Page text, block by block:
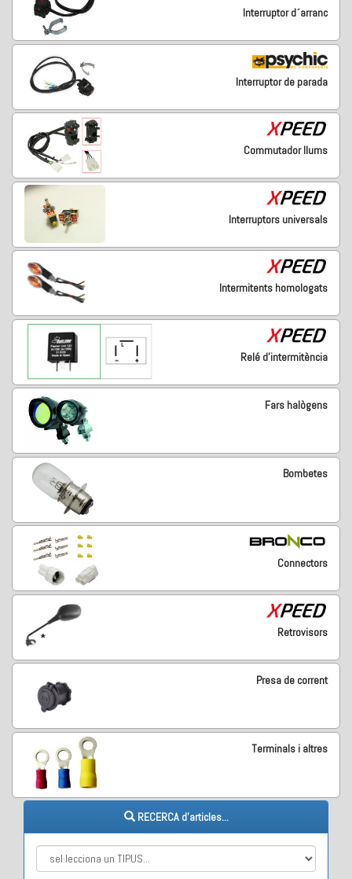
Interruptor d´arranc
Interruptor de parada
Commutador llums
Interruptors universals
Intermitents homologats
Relé d'intermitència
Fars halògens
Bombetes
Connectors
Retrovisors
Presa de corrent
Terminals i altres
RECERCA d'articles...